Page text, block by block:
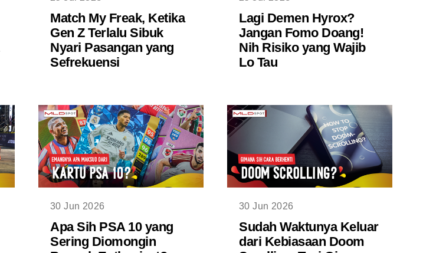
Match My Freak, Ketika
Gen Z Terlalu Sibuk
Nyari Pasangan yang
Sefrekuensi
Lagi Demen Hyrox?
Jangan Fomo Doang!
Nih Risiko yang Wajib
Lo Tau
30 Jun 2026
Apa Sih PSA 10 yang
Sering Diomongin
30 Jun 2026
Sudah Waktunya Keluar
dari Kebiasaan Doom